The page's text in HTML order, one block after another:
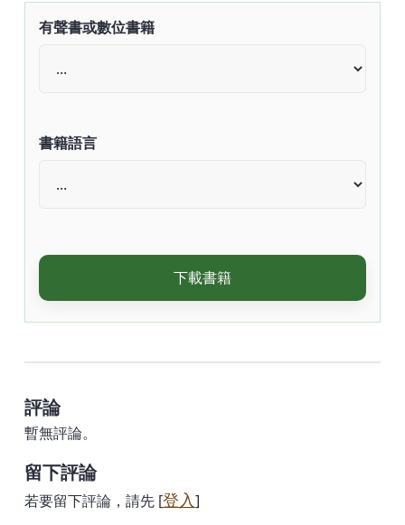
有聲書或數位書籍
書籍語言
下載書籍
評論
暫無評論。
留下評論
若要留下評論，請先 [登入]